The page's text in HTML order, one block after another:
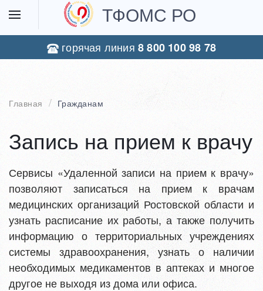
ТФОМС РО
горячая линия 8 800 100 98 78
Главная Гражданам
Запись на прием к врачу
Сервисы «Удаленной записи на прием к врачу»
позволяют записаться на прием к врачам
медицинских организаций Ростовской области и
узнать расписание их работы, а также получить
информацию о территориальных учреждениях
системы здравоохранения, узнать о наличии
необходимых медикаментов в аптеках и многое
другое не выходя из дома или офиса.